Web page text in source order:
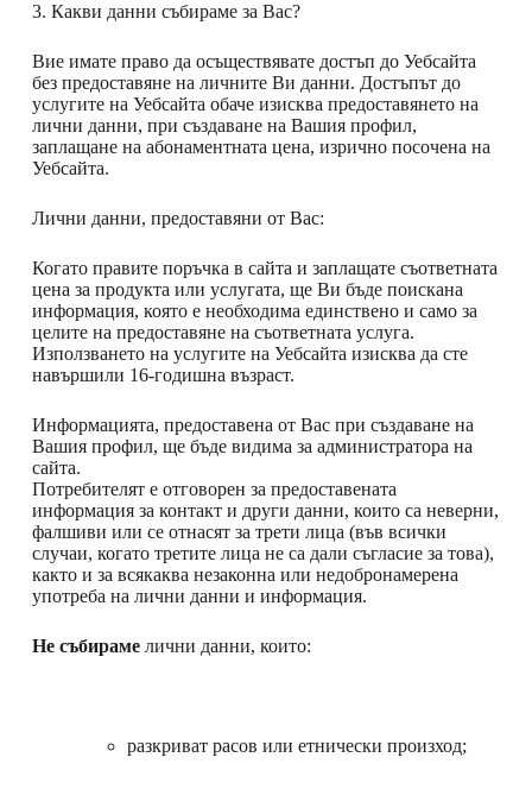
3. Какви данни събираме за Вас?
Вие имате право да осъществявате достъп до Уебсайта
без предоставяне на личните Ви данни. Достъпът до
услугите на Уебсайта обаче изисква предоставянето на
лични данни, при създаване на Вашия профил,
заплащане на абонаментната цена, изрично посочена на
Уебсайта.
Лични данни, предоставяни от Вас:
Когато правите поръчка в сайта и заплащате съответната
цена за продукта или услугата, ще Ви бъде поискана
информация, която е необходима единствено и само за
целите на предоставяне на съответната услуга.
Използването на услугите на Уебсайта изисква да сте
навършили 16-годишна възраст.
Информацията, предоставена от Вас при създаване на
Вашия профил, ще бъде видима за администратора на
сайта.
Потребителят е отговорен за предоставената
информация за контакт и други данни, които са неверни,
фалшиви или се отнасят за трети лица (във всички
случаи, когато третите лица не са дали съгласие за това),
както и за всякаква незаконна или недобронамерена
употреба на лични данни и информация.
Не събирамелични данни, които:
разкриват расов или етнически произход;